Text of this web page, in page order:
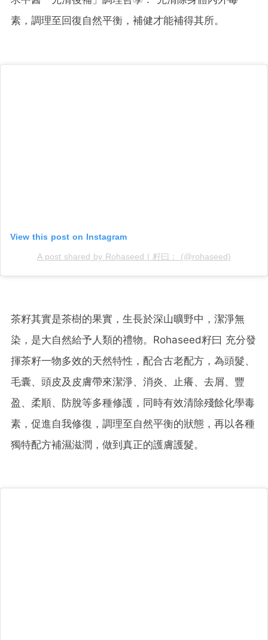
素，調理至回復自然平衡，補健才能補得其所。
View this post on Instagram
A post shared by Rohaseed | 籽曰： (@rohaseed)
茶籽其實是茶樹的果實，生長於深山曠野中，潔淨無
染，是大自然給予人類的禮物。Rohaseed籽曰 充分發
揮茶籽一物多效的天然特性，配合古老配方，為頭髮、
毛囊、頭皮及皮膚帶來潔淨、消炎、止癢、去屑、豐
盈、柔順、防脫等多種修護，同時有效清除殘餘化學毒
素，促進自我修復，調理至自然平衡的狀態，再以各種
獨特配方補濕滋潤，做到真正的護膚護髮。